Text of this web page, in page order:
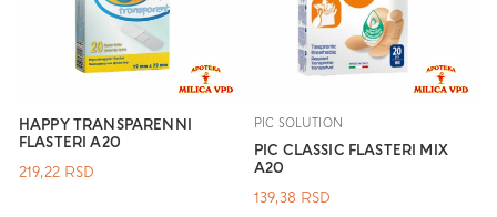
HAPPY TRANSPARENNI
FLASTERI A20
219,22 RSD
PIC SOLUTION
PIC CLASSIC FLASTERI MIX
A20
139,38 RSD